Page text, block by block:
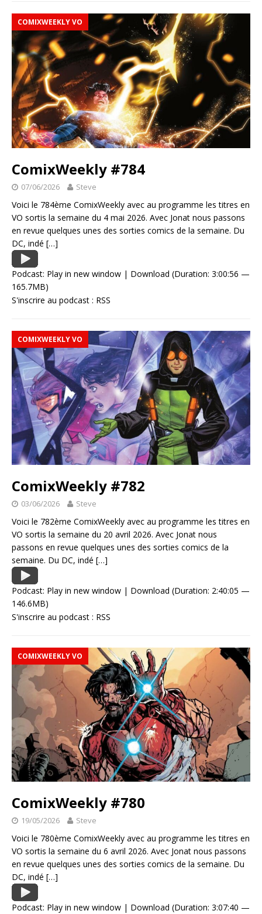
COMIXWEEKLY VO
ComixWeekly #784
07/06/2026 Steve
Voici le 784ème ComixWeekly avec au programme les titres en
VO sortis la semaine du 4 mai 2026. Avec Jonat nous passons
en revue quelques unes des sorties comics de la semaine. Du
DC, indé […]
Podcast: Play in new window | Download (Duration: 3:00:56 —
165.7MB)
S'inscrire au podcast : RSS
COMIXWEEKLY VO
ComixWeekly #782
03/06/2026 Steve
Voici le 782ème ComixWeekly avec au programme les titres en
VO sortis la semaine du 20 avril 2026. Avec Jonat nous
passons en revue quelques unes des sorties comics de la
semaine. Du DC, indé […]
Podcast: Play in new window | Download (Duration: 2:40:05 —
146.6MB)
S'inscrire au podcast : RSS
COMIXWEEKLY VO
ComixWeekly #780
19/05/2026 Steve
Voici le 780ème ComixWeekly avec au programme les titres en
VO sortis la semaine du 6 avril 2026. Avec Jonat nous passons
en revue quelques unes des sorties comics de la semaine. Du
DC, indé […]
Podcast: Play in new window | Download (Duration: 3:07:40 —